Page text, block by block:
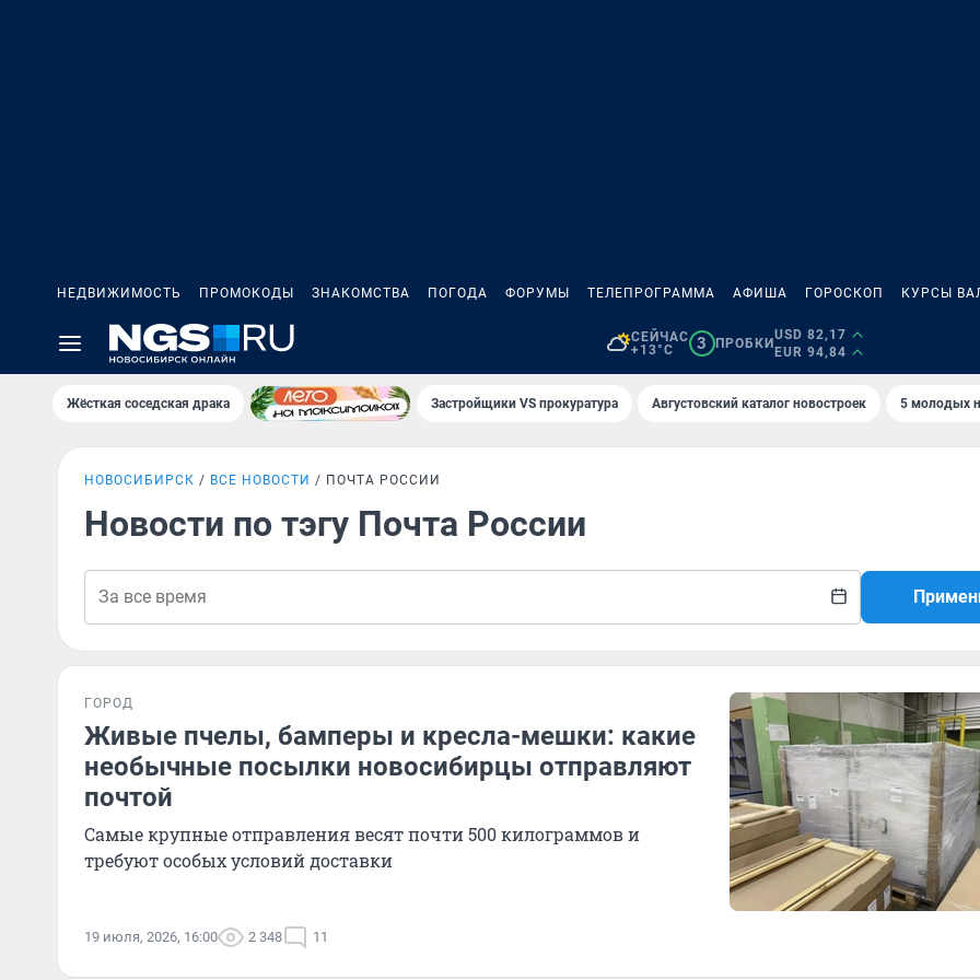
НЕДВИЖИМОСТЬ ПРОМОКОДЫ ЗНАКОМСТВА ПОГОДА ФОРУМЫ ТЕЛЕПРОГРАММА АФИША ГОРОСКОП КУРСЫ
СЕЙЧАС
+13°C
3 ПРОБКИ
USD 82,17
EUR 94,84
Жёсткая соседская драка Застройщики VS прокуратура Августовский каталог новостроек 5 молодых
НОВОСИБИРСК ВСЕ НОВОСТИ ПОЧТА РОССИИ
Новости по тэгу Почта России
ГОРОД
Живые пчелы, бамперы и кресла-мешки: какие
необычные посылки новосибирцы отправляют
почтой
Самые крупные отправления весят почти 500 килограммов и
требуют особых условий доставки
19 июля, 2026, 16:00 2 348 11